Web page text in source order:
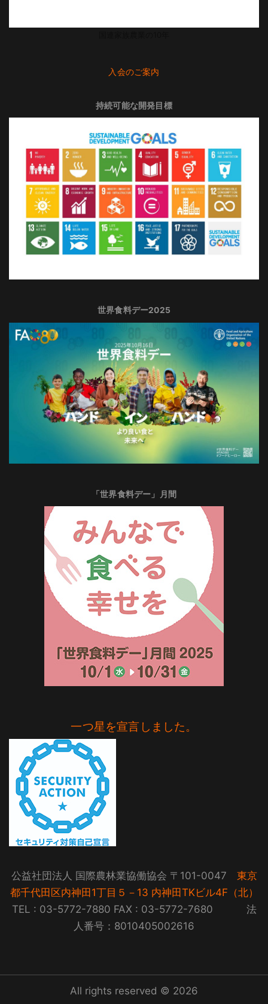
入会のご案内
持続可能な開発目標
世界食料デー2025
「世界食料デー」月間
一つ星を宣言しました。
公益社団法人 国際農林業協働協会 〒101-0047 東京
都千代田区内神田1丁目５－13 内神田TKビル4F（北）
TEL : 03-5772-7880 FAX : 03-5772-7680 法
人番号：8010405002616
All rights reserved © 2026